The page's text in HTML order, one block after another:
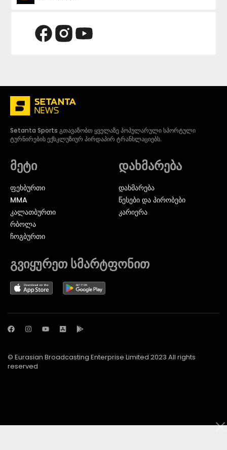
Setanta Sports გთავაზობთ ყველაზე პოპულარული სპორტული
ტურნირების ექსკლუზიურ პირდაპირ ტრანსლაციებს.
მეტი
ᲤᲔᲮᲑᲣᲠᲗᲘ
MMA
ᲙᲐᲚᲐᲗᲑᲣᲠᲗᲘ
ᲠᲑᲝᲚᲐ
ᲩᲝᲒᲑᲣᲠᲗᲘ
დახმარება
დახმარება
წესები და პირობები
კარიერა
გვიყურეთ სმარტფონით
© Eurasian Broadcasting Enterprise Limited 2023 All rights
reserved